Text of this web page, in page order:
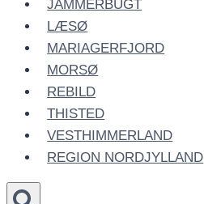
JAMMERBUGT
LÆSØ
MARIAGERFJORD
MORSØ
REBILD
THISTED
VESTHIMMERLAND
REGION NORDJYLLAND